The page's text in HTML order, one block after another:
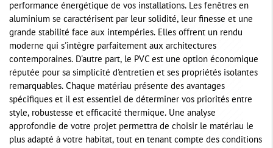
performance énergétique de vos installations. Les fenêtres en
aluminium se caractérisent par leur solidité, leur finesse et une
grande stabilité face aux intempéries. Elles offrent un rendu
moderne qui s'intègre parfaitement aux architectures
contemporaines. D'autre part, le PVC est une option économique
réputée pour sa simplicité d'entretien et ses propriétés isolantes
remarquables. Chaque matériau présente des avantages
spécifiques et il est essentiel de déterminer vos priorités entre
style, robustesse et efficacité thermique. Une analyse
approfondie de votre projet permettra de choisir le matériau le
plus adapté à votre habitat, tout en tenant compte des conditions